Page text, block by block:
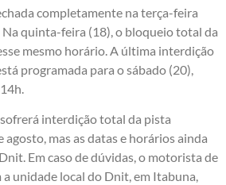
completamente na terça-feira
Na quinta-feira (18), o bloqueio total da
mesmo horário. A última interdição
programada para o sábado (20),
interdição total da pista
mas as datas e horários ainda
Em caso de dúvidas, o motorista de
unidade local do Dnit, em Itabuna,